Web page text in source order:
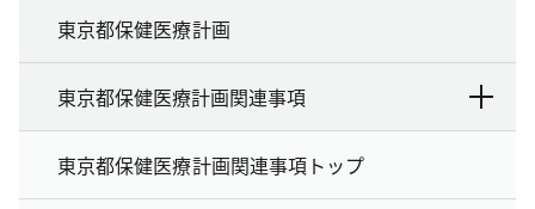
東京都保健医療計画
東京都保健医療計画関連事項
東京都保健医療計画関連事項トップ